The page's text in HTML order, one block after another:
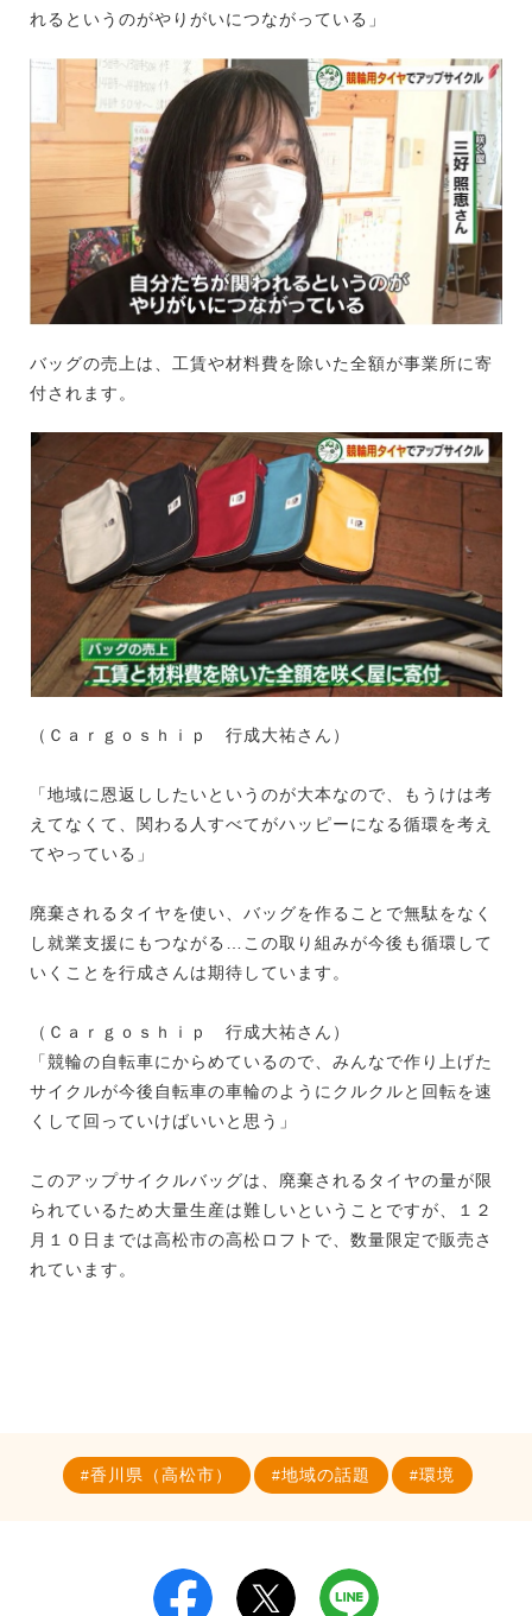
れるというのがやりがいにつながっている」
バッグの売上は、工賃や材料費を除いた全額が事業所に寄
付されます。
（Ｃａｒｇｏｓｈｉｐ 行成大祐さん）
「地域に恩返ししたいというのが大本なので、もうけは考
えてなくて、関わる人すべてがハッピーになる循環を考え
てやっている」
廃棄されるタイヤを使い、バッグを作ることで無駄をなく
し就業支援にもつながる…この取り組みが今後も循環して
いくことを行成さんは期待しています。
（Ｃａｒｇｏｓｈｉｐ 行成大祐さん）
「競輪の自転車にからめているので、みんなで作り上げた
サイクルが今後自転車の車輪のようにクルクルと回転を速
くして回っていけばいいと思う」
このアップサイクルバッグは、廃棄されるタイヤの量が限
られているため大量生産は難しいということですが、１２
月１０日までは高松市の高松ロフトで、数量限定で販売さ
れています。
香川県（高松市） 地域の話題 環境